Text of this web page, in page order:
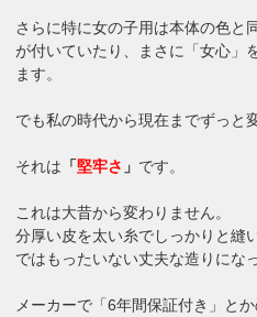
さらに特に女の子用は本体の色と
が付いていたり、まさに「女心」
ます。
でも私の時代から現在までずっと
それは 「堅牢さ 」 です。
これは大昔から変わりません。
分厚い皮を太い糸でしっかりと縫
ではもったいない丈夫な造りにな
メーカーで「6年間保証付き」と